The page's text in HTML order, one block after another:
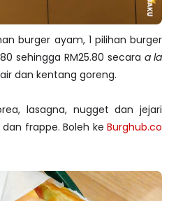
burger ayam, 1 pilihan burger
sehingga RM25.80 secara a la
dan kentang goreng.
lasagna, nugget dan jejari
frappe. Boleh keBurghub.co